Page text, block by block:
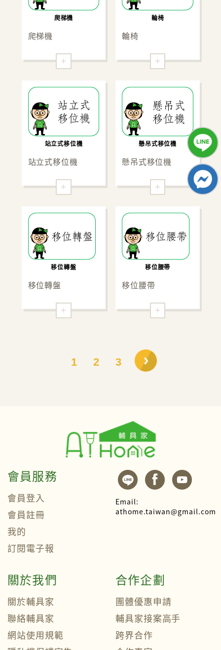
爬梯機
爬梯機
+
輪椅
輪椅
+
站立式移位機
站立式移位機
+
懸吊式移位機
懸吊式移位機
+
移位轉盤
移位轉盤
+
移位腰帶
移位腰帶
+
1 2 3
會員服務
會員登入
會員註冊
我的
訂閱電子報
Email:
athome.taiwan@gmail.com
關於我們
關於輔具家
聯絡輔具家
網站使用規範
合作企劃
團體優惠申請
輔具家接案高手
跨界合作